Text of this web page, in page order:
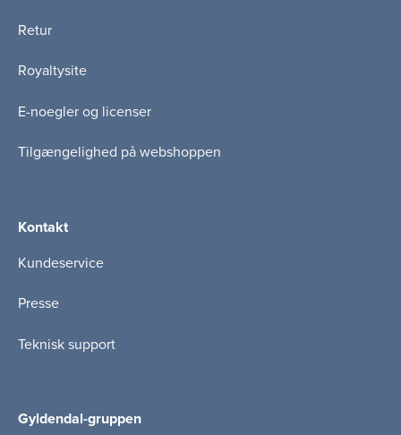
Retur
Royaltysite
E-noegler og licenser
Tilgængelighed på webshoppen
Kontakt
Kundeservice
Presse
Teknisk support
Gyldendal-gruppen